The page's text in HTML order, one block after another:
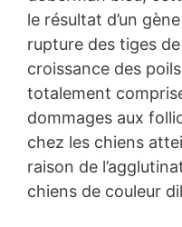
le résultat d’un
rupture des tiges
croissance des
totalement
dommages aux
chez les chiens
raison de
chiens de couleur